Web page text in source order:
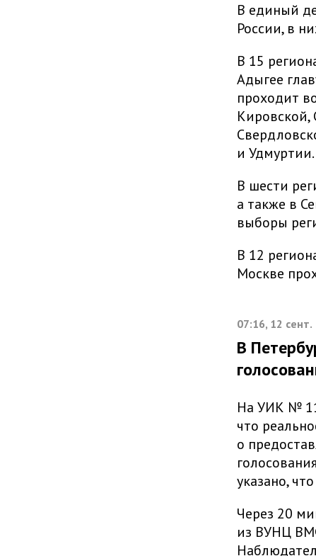
В единый
России, в
В 15
Адыгее
проходит
Кировской,
и Удмуртии.
В шести
а также в
выборы
В 12
Москве
07:16, 12 сент.
В
На УИК №
что
о
указано,
Через 20
из ВУНЦ